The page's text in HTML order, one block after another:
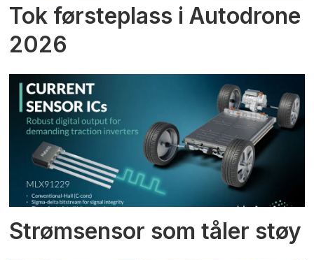
Tok førsteplass i Autodrone
2026
Strømsensor som tåler støy